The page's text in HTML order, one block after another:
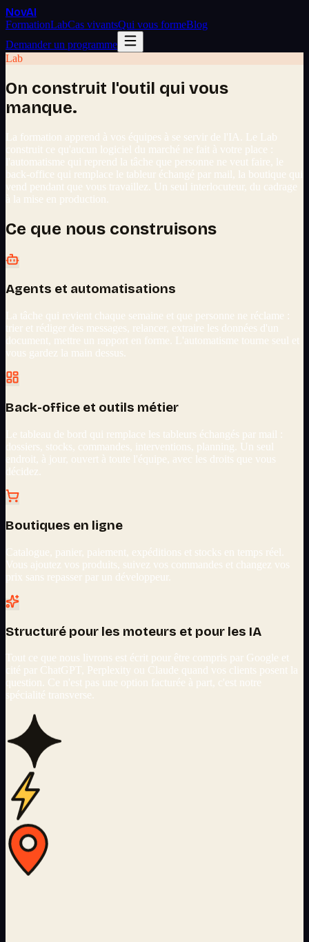
NovAI
FormationLabCas vivantsQui vous formeBlog
Demander un programme
Lab
On construit l'outil qui vous
manque.
La formation apprend à vos équipes à se servir de l'IA. Le Lab
construit ce qu'aucun logiciel du marché ne fait à votre place :
l'automatisme qui reprend la tâche que personne ne veut faire, le
back-office qui remplace le tableur échangé par mail, la boutique qui
vend pendant que vous travaillez. Un seul interlocuteur, du cadrage
à la mise en production.
Ce que nous construisons
Agents et automatisations
La tâche qui revient chaque semaine et que personne ne réclame :
trier et rédiger des messages, relancer, extraire les données d'un
document, mettre un rapport en forme. L'automatisme tourne seul et
vous gardez la main dessus.
Back-office et outils métier
Le tableau de bord qui remplace les tableurs échangés par mail :
dossiers, stocks, commandes, interventions, planning. Un seul
endroit, à jour, ouvert à toute l'équipe, avec les droits que vous
décidez.
Boutiques en ligne
Catalogue, panier, paiement, expéditions et stocks en temps réel.
Vous ajoutez vos produits, suivez vos commandes et changez vos
prix sans repasser par un développeur.
Structuré pour les moteurs et pour les IA
Tout ce que nous livrons est écrit pour être compris par Google et
cité par ChatGPT, Perplexity ou Claude quand vos clients posent la
question. Ce n'est pas une option facturée à part, c'est notre
spécialité transverse.